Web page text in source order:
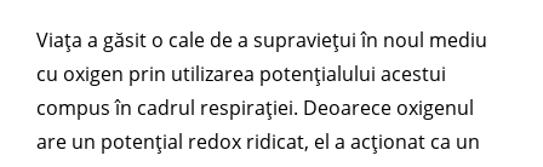
Viața a găsit o cale de a supraviețui în noul mediu
cu oxigen prin utilizarea potențialului acestui
compus în cadrul respirației. Deoarece oxigenul
are un potențial redox ridicat, el a acționat ca un